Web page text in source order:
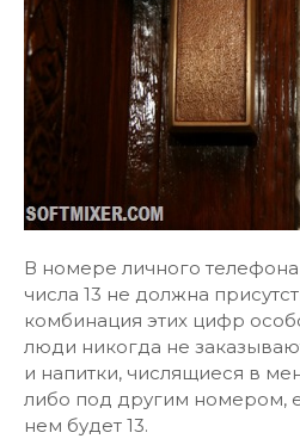
В номере личного
числа 13 не должна
комбинация этих цифр
люди никогда не
и напитки, числящиеся в
либо под другим номером,
нем будет 13.